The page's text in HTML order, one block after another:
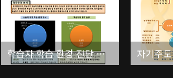
학습자 학습 환경 진단 검사 결과 보고서 - 초등학생용